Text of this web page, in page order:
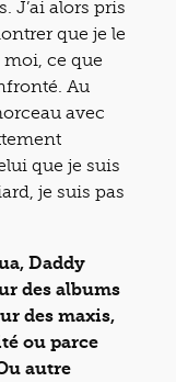
J’ai alors pris
que je le
ce que
Au
avec
que je suis
je suis pas
Daddy
des albums
des maxis,
ou parce
autre